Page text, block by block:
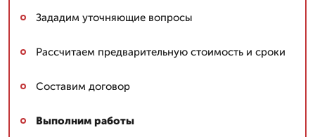
Зададим уточняющие вопросы
Рассчитаем предварительную стоимость и сроки
Составим договор
Выполним работы